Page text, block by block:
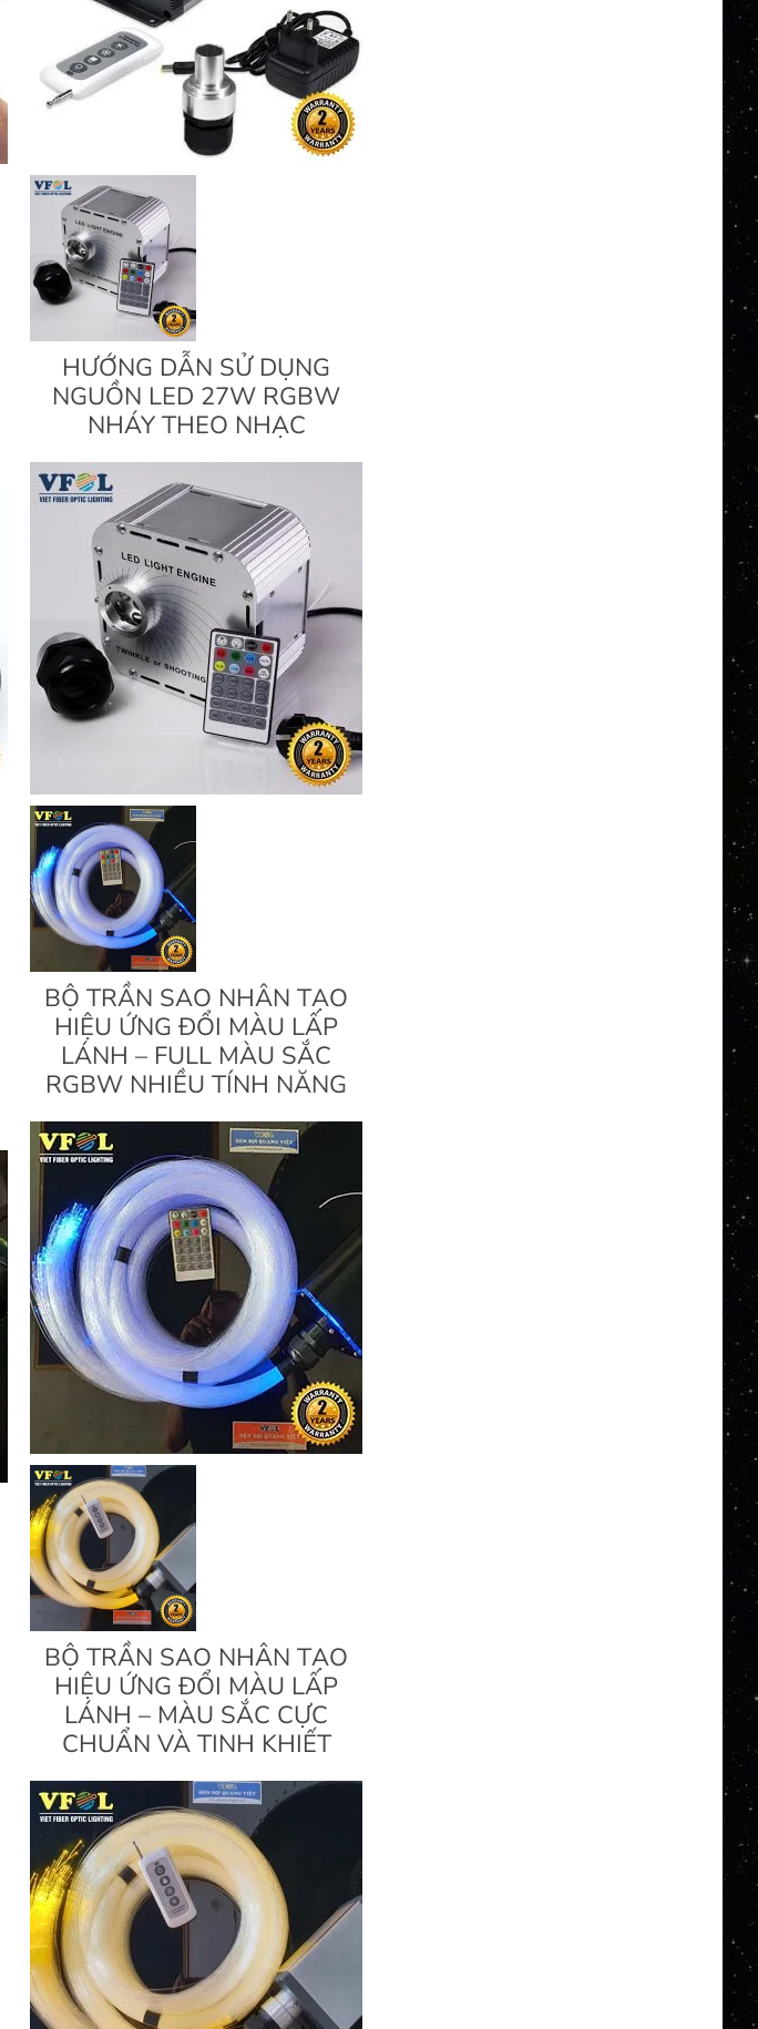
HƯỚNG DẪN SỬ DỤNG
NGUỒN LED 27W RGBW
NHÁY THEO NHẠC
BỘ TRẦN SAO NHÂN TẠO
HIỆU ỨNG ĐỔI MÀU LẤP
LÁNH – FULL MÀU SẮC
RGBW NHIỀU TÍNH NĂNG
BỘ TRẦN SAO NHÂN TẠO
HIỆU ỨNG ĐỔI MÀU LẤP
LÁNH – MÀU SẮC CỰC
CHUẨN VÀ TINH KHIẾT